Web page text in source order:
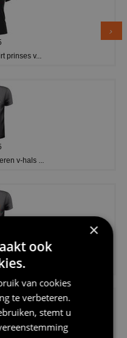
prinses v...
v-hals ...
blauw st...
×
ook
van cookies
te verbeteren.
stemt u